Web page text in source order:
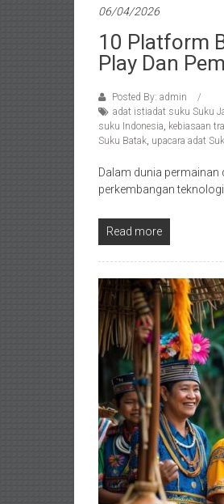
06/04/2026
10 Platform
Play Dan
Posted By: admin
adat istiadat suku Suku
suku Indonesia, kebiasaan
Suku Batak, upacara adat
Dalam dunia permainan
perkembangan
Read more